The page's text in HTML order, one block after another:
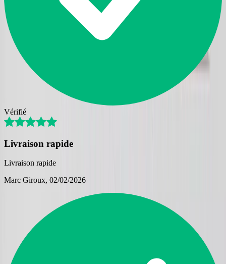
Vérifié
Livraison rapide
Livraison rapide
Marc Giroux, 02/02/2026